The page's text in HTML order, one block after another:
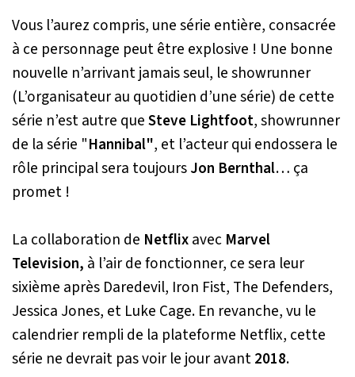
Vous l’aurez compris, une série entière, consacrée
à ce personnage peut être explosive ! Une bonne
nouvelle n’arrivant jamais seul, le showrunner
(L’organisateur au quotidien d’une série) de cette
série n’est autre queSteve Lightfoot, showrunner
de la série "Hannibal", et l’acteur qui endossera le
rôle principal sera toujoursJon Bernthal… ça
promet !
La collaboration de Netflixavec Marvel
Television, à l’air de fonctionner, ce sera leur
sixième après Daredevil, Iron Fist, The Defenders,
Jessica Jones, et Luke Cage. En revanche, vu le
calendrier rempli de la plateforme Netflix, cette
série ne devrait pas voir le jour avant2018.